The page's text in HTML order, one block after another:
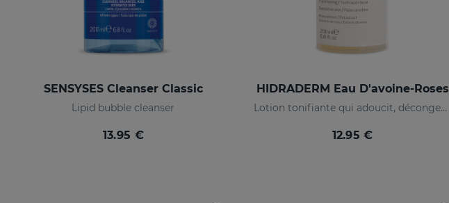
SENSYSES Cleanser Classic
Lipid bubble cleanser
13.95 €
HIDRADERM Eau D'avoine-Roses
Lotion tonifiante qui adoucit, décongestionne et nettoie les peaux les plus sensibles et intolérantes
12.95 €